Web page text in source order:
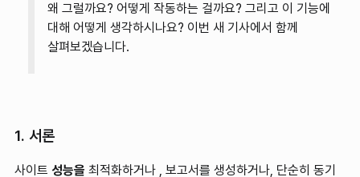
왜 그럴까요? 어떻게 작동하는 걸까요? 그리고 이 기능에
대해 어떻게 생각하시나요? 이번 새 기사에서 함께
살펴보겠습니다.
1. 서론
사이트 성능을 최적화하거나 , 보고서를 생성하거나, 단순히 동기